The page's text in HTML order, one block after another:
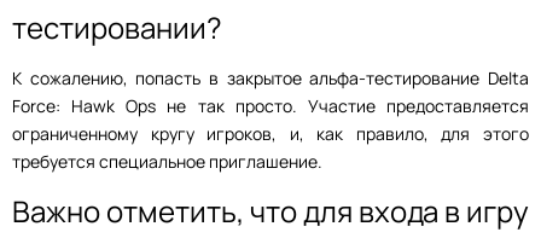
тестировании?
К сожалению, попасть в закрытое альфа-тестирование Delta
Force: Hawk Ops не так просто. Участие предоставляется
ограниченному кругу игроков, и, как правило, для этого
требуется специальное приглашение.
Важно отметить, что для входа в игру